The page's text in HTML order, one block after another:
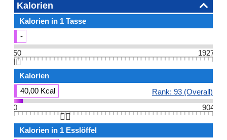
Kalorien
Kalorien in 1 Tasse
-
50
1927
👆🏻
Kalorien
40,00 Kcal
Rank: 93 (Overall)
0
904
👆🏻
Kalorien in 1 Esslöffel